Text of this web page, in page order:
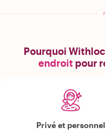
Pourquoi
endroit pour
Privé et personnel